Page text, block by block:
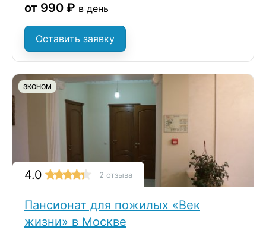
от 990 ₽ в день
Оставить заявку
ЭКОНОМ
4.0 2 отзыва
Пансионат для пожилых «Век
жизни» в Москве